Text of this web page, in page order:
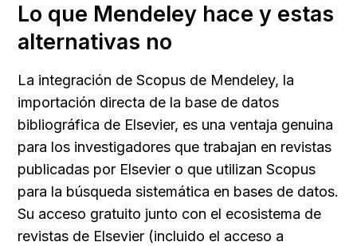
Lo que Mendeley hace y estas
alternativas no
La integración de Scopus de Mendeley, la
importación directa de la base de datos
bibliográfica de Elsevier, es una ventaja genuina
para los investigadores que trabajan en revistas
publicadas por Elsevier o que utilizan Scopus
para la búsqueda sistemática en bases de datos.
Su acceso gratuito junto con el ecosistema de
revistas de Elsevier (incluido el acceso a